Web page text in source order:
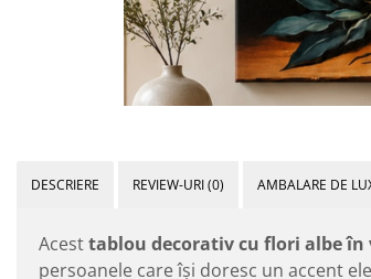
DESCRIERE REVIEW-URI(0) AMBALARE DE
Acesttablou decorativ cu flori albe în
persoanele care își doresc un accent